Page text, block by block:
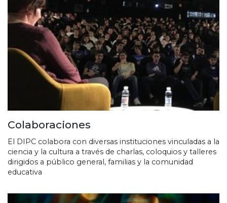
Colaboraciones
El DIPC colabora con diversas instituciones vinculadas a la
ciencia y la cultura a través de charlas, coloquios y talleres
dirigidos a público general, familias y la comunidad
educativa